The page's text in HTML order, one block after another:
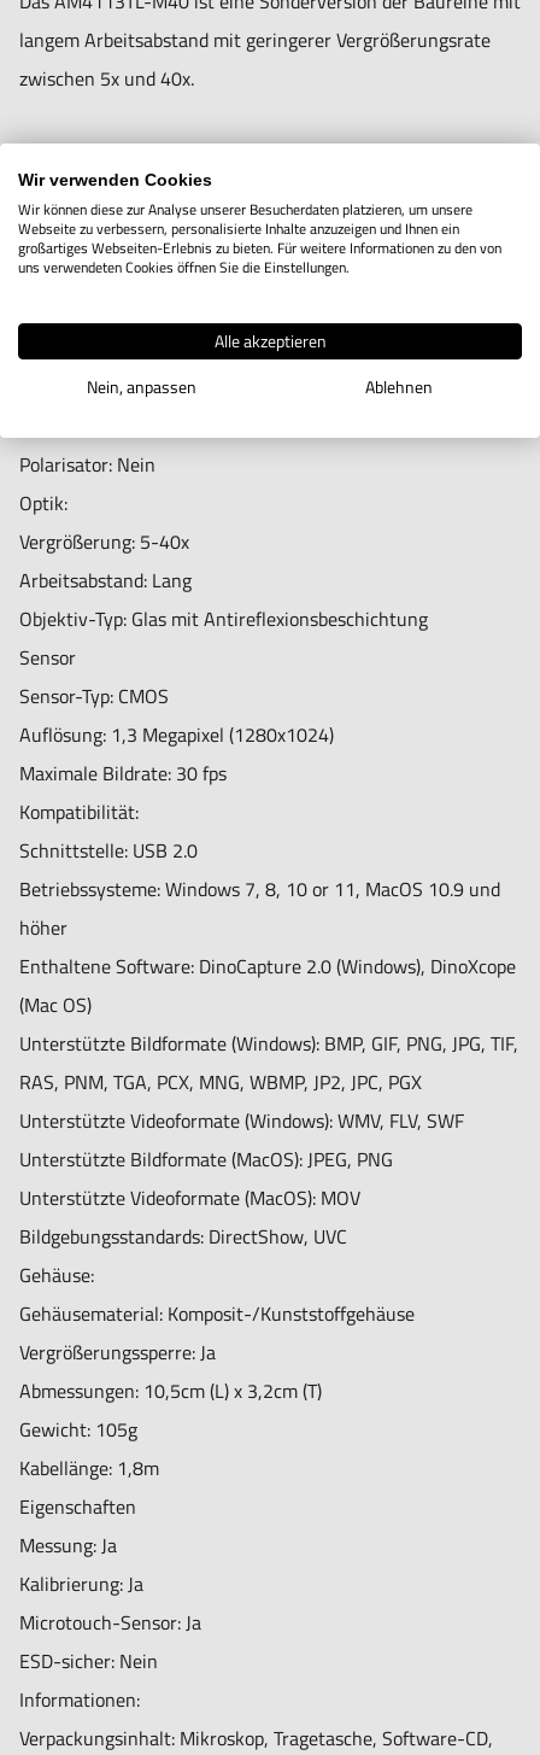
Betriebssysteme: Windows 7, 8, 10 or 11, MacOS 10.9 und
höher
Enthaltene Software: DinoCapture 2.0 (Windows),
TIF, RAS, PNM, TGA, PCX, MNG, WBMP, JP2, JPC, PGX
Unterstützte Videoformate (Windows): WMV, FLV, SWF
Unterstützte Bildformate (MacOS): JPEG, PNG
Bildgebungsstandards: DirectShow, UVC
Gehäuse:
Gehäusematerial: Komposit-/Kunststoffgehäuse
Vergrößerungssperre: Ja
Abmessungen: 10,5cm (L) x 3,2cm (T)
Gewicht: 105g
Kabellänge: 1,8m
Eigenschaften
Messung: Ja
Kalibrierung: Ja
Microtouch-Sensor: Ja
ESD-sicher: Nein
Informationen:
Verpackungsinhalt: Mikroskop, Tragetasche, Software-CD,
Tischhalterung, Kalibrierungsziel, Benutzerhandbuch
Garantieinformationen: 2 Jahre europäische Garantie
Regulatorische Genehmigung: CE, FCC, ROHS
langem Arbeitsabstand mit geringerer Vergrößerungsrate
zwischen 5x und 40x.
Beleuchtung
Licht/ LED-Typ: Weiß
Anzahl der LEDs: 8
Infrarot-Filter: IR-Cut-Filter >650 nm
Diffusor verfügbar: MSAA111A1 (optionales Zubehör)
Polarisator: Nein
Optik:
Vergrößerung: 5-40x
Arbeitsabstand: Lang
Objektiv-Typ: Glas mit Antireflexionsbeschichtung
Sensor
Sensor-Typ: CMOS
Auflösung: 1,3 Megapixel (1280x1024)
Maximale Bildrate: 30 fps
Kompatibilität:
Schnittstelle: USB 2.0
Betriebssysteme: Windows 7, 8, 10 or 11, MacOS 10.9 und
höher
Enthaltene Software: DinoCapture 2.0 (Windows), DinoXcope
(Mac OS)
Unterstützte Bildformate (Windows): BMP, GIF, PNG, JPG, TIF,
RAS, PNM, TGA, PCX, MNG, WBMP, JP2, JPC, PGX
Unterstützte Videoformate (Windows): WMV, FLV, SWF
Unterstützte Bildformate (MacOS): JPEG, PNG
Unterstützte Videoformate (MacOS): MOV
Bildgebungsstandards: DirectShow, UVC
Gehäuse:
Gehäusematerial: Komposit-/Kunststoffgehäuse
Vergrößerungssperre: Ja
Abmessungen: 10,5cm (L) x 3,2cm (T)
Gewicht: 105g
Kabellänge: 1,8m
Eigenschaften
Messung: Ja
Kalibrierung: Ja
Microtouch-Sensor: Ja
ESD-sicher: Nein
Informationen:
Verpackungsinhalt: Mikroskop, Tragetasche, Software-CD,
Wir verwenden Cookies
Wir können diese zur Analyse unserer Besucherdaten platzieren, um unsere
Webseite zu verbessern, personalisierte Inhalte anzuzeigen und Ihnen ein
großartiges Webseiten-Erlebnis zu bieten. Für weitere Informationen zu den von
uns verwendeten Cookies öffnen Sie die Einstellungen.
Alle akzeptieren
Nein, anpassen
Ablehnen